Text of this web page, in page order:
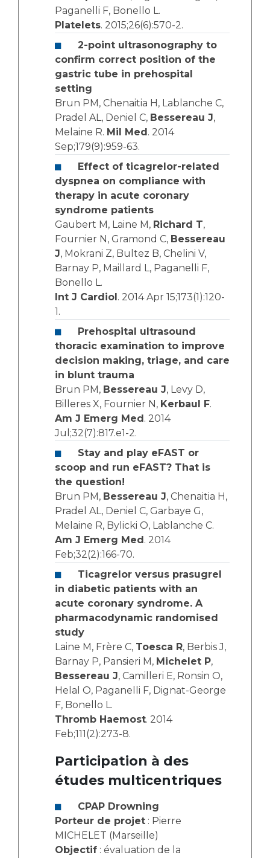
Paganelli F, Bonello L.
Platelets. 2015;26(6):570-2.
2-point ultrasonography to
confirm correct position of the
gastric tube in prehospital
setting
Brun PM, Chenaitia H, Lablanche C,
Pradel AL, Deniel C, Bessereau J,
Melaine R. Mil Med . 2014
Sep;179(9):959-63.
Effect of ticagrelor-related
dyspnea on compliance with
therapy in acute coronary
syndrome patients
Gaubert M, Laine M, Richard T,
Fournier N, Gramond C, Bessereau
J, Mokrani Z, Bultez B, Chelini V,
Barnay P, Maillard L, Paganelli F,
Bonello L.
Int J Cardiol . 2014 Apr 15;173(1):120-
1.
Prehospital ultrasound
thoracic examination to improve
decision making, triage, and care
in blunt trauma
Brun PM, Bessereau J, Levy D,
Billeres X, Fournier N, Kerbaul F.
Am J Emerg Med . 2014
Jul;32(7):817.e1-2.
Stay and play eFAST or
scoop and run eFAST? That is
the question!
Brun PM, Bessereau J, Chenaitia H,
Pradel AL, Deniel C, Garbaye G,
Melaine R, Bylicki O, Lablanche C.
Am J Emerg Med . 2014
Feb;32(2):166-70.
Ticagrelor versus prasugrel
in diabetic patients with an
acute coronary syndrome. A
pharmacodynamic randomised
study
Laine M, Frère C, Toesca R, Berbis J,
Barnay P, Pansieri M, Michelet P,
Bessereau J, Camilleri E, Ronsin O,
Helal O, Paganelli F, Dignat-George
F, Bonello L.
Thromb Haemost. 2014
Feb;111(2):273-8.
Participation à des
études multicentriques
CPAP Drowning
Porteur de projet : Pierre
MICHELET (Marseille)
Objectif : évaluation de la